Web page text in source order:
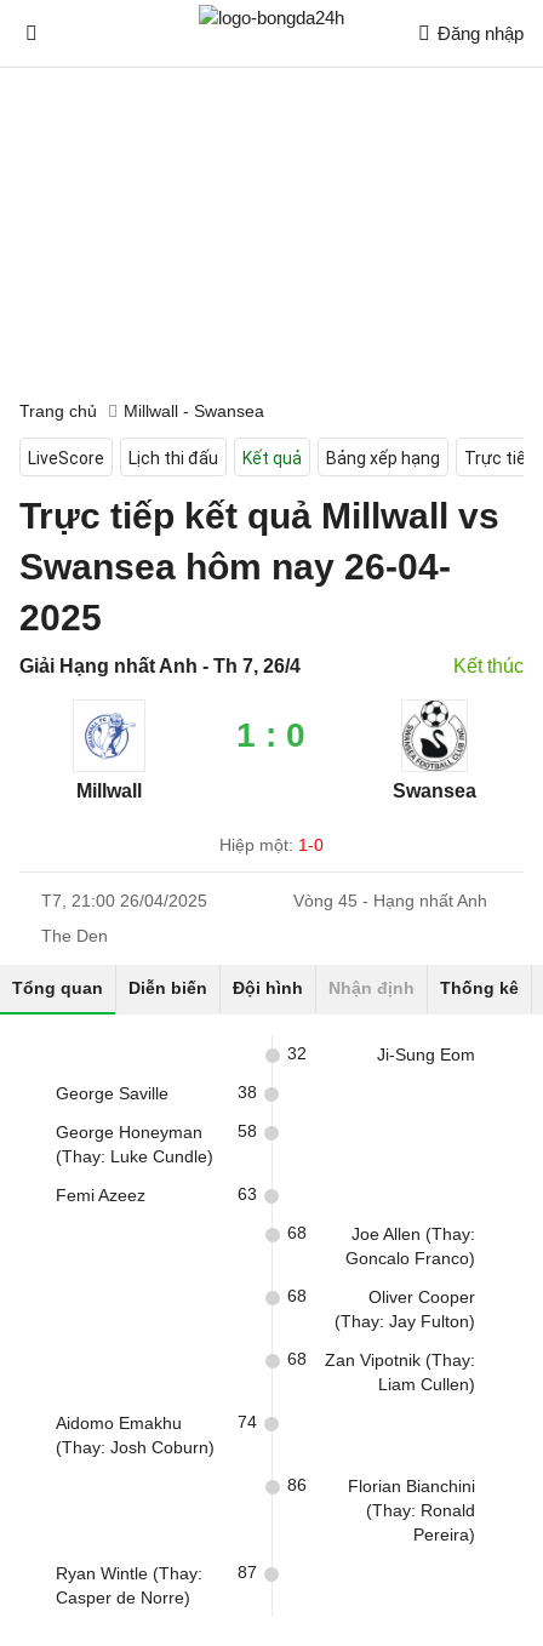
Đăng nhập
Trang chủ Millwall - Swansea
LiveScore Lịch thi đấu Kết quả Bảng xếp hạng Trực tiếp
Trực tiếp kết quả Millwall vs
Swansea hôm nay 26-04-
2025
Giải Hạng nhất Anh - Th 7, 26/4 Kết thúc
Millwall
1 : 0
Swansea
Hiệp một: 1-0
T7, 21:00 26/04/2025
Vòng 45 - Hạng nhất Anh
The Den
Tổng quan Diễn biến Đội hình Nhận định Thống kê
Ji-Sung Eom
32
George Saville 38
George Honeyman
(Thay: Luke Cundle)
58
Femi Azeez 63
Joe Allen (Thay:
Goncalo Franco)
68
Oliver Cooper
(Thay: Jay Fulton)
68
Zan Vipotnik (Thay:
Liam Cullen)
68
Aidomo Emakhu
(Thay: Josh Coburn)
74
Florian Bianchini
(Thay: Ronald
Pereira)
86
Ryan Wintle (Thay:
Casper de Norre)
87